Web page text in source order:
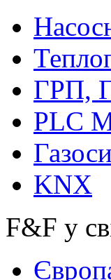
ГРП,
PLC
KNX
F&F у